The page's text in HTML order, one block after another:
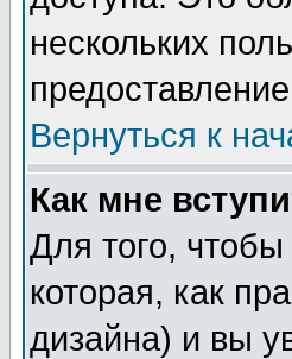
нескольких
Вернуться к
Как мне
Для того,
которая, как
дизайна) и вы